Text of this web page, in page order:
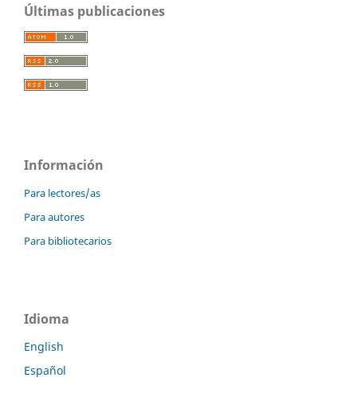
Últimas publicaciones
Información
Para lectores/as
Para autores
Para bibliotecarios
Idioma
English
Español